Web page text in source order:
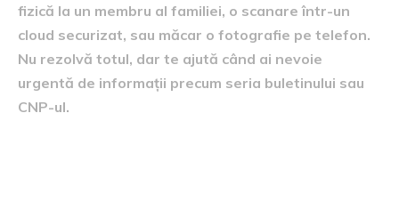
fizică la un membru al familiei, o scanare într-un
cloud securizat, sau măcar o fotografie pe telefon.
Nu rezolvă totul, dar te ajută când ai nevoie
urgentă de informații precum seria buletinului sau
CNP-ul.